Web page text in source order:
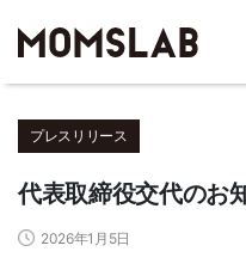
プレスリリース
代表取締役交代のお
2026年1月5日